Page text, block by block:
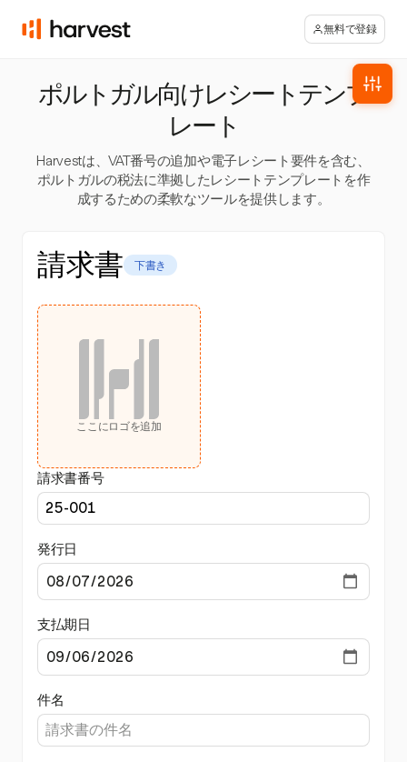
無料で登録
ポルトガル向けレシートテンプ
レート
Harvestは、VAT番号の追加や電子レシート要件を含む、
ポルトガルの税法に準拠したレシートテンプレートを作
成するための柔軟なツールを提供します。
請求書 下書き
ここにロゴを追加
請求書番号
発行日
支払期日
件名